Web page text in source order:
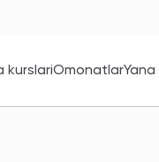
kurslariOmonatlarYana